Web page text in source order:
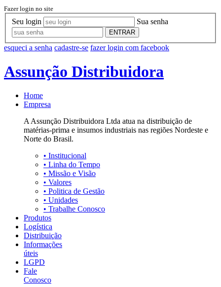
Fazer login no site
Seu login Sua senha
ENTRAR
esqueci a senha cadastre-se fazer login com facebook
Assunção Distribuidora
Home
Empresa
A Assunção Distribuidora Ltda atua na distribuição de
matérias-prima e insumos industriais nas regiões Nordeste e
Norte do Brasil.
• Institucional
• Linha do Tempo
• Missão e Visão
• Valores
• Politica de Gestão
• Unidades
• Trabalhe Conosco
Produtos
Logística
Distribuição
Informações
úteis
LGPD
Fale
Conosco